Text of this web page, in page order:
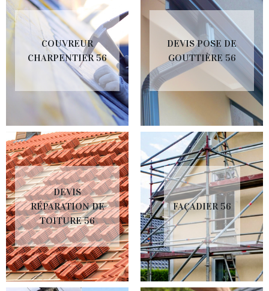
COUVREUR
CHARPENTIER 56
DEVIS POSE DE
GOUTTIÈRE 56
DEVIS
RÉPARATION DE
TOITURE 56
FAÇADIER 56